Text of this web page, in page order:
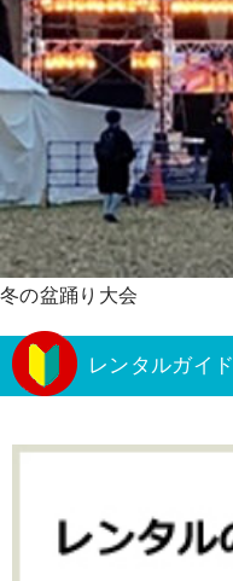
冬の盆踊り大会
レンタルガイド